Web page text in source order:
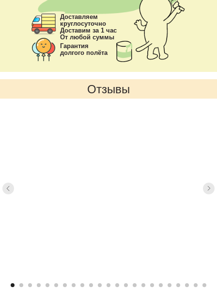
Доставляем
круглосуточно
Доставим за 1 час
От любой суммы
Гарантия
долгого полёта
Отзывы